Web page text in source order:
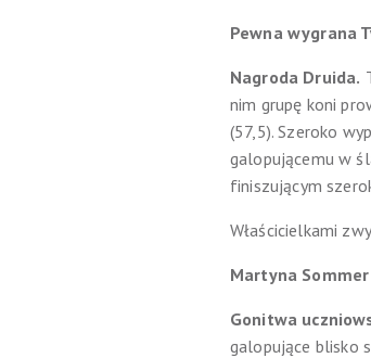
Pewna wygrana
Nagroda Druida.
nim grupę koni
(57,5). Szeroko
galopującemu w
finiszującym
Właścicielkami
Martyna
Gonitwa
galopujące blisko